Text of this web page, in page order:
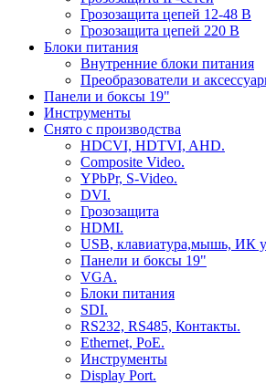
Грозозащита цепей 12-48 В
Грозозащита цепей 220 В
Блоки питания
Внутренние блоки питания
Преобразователи и
Панели и боксы 19"
Инструменты
Снято с производства
HDCVI, HDTVI, AHD.
Composite Video.
YPbPr, S-Video.
DVI.
Грозозащита
HDMI.
USB, клавиатура,мышь, ИК
Панели и боксы 19"
VGA.
Блоки питания
SDI.
RS232, RS485, Контакты.
Ethernet, PoE.
Инструменты
Display Port.